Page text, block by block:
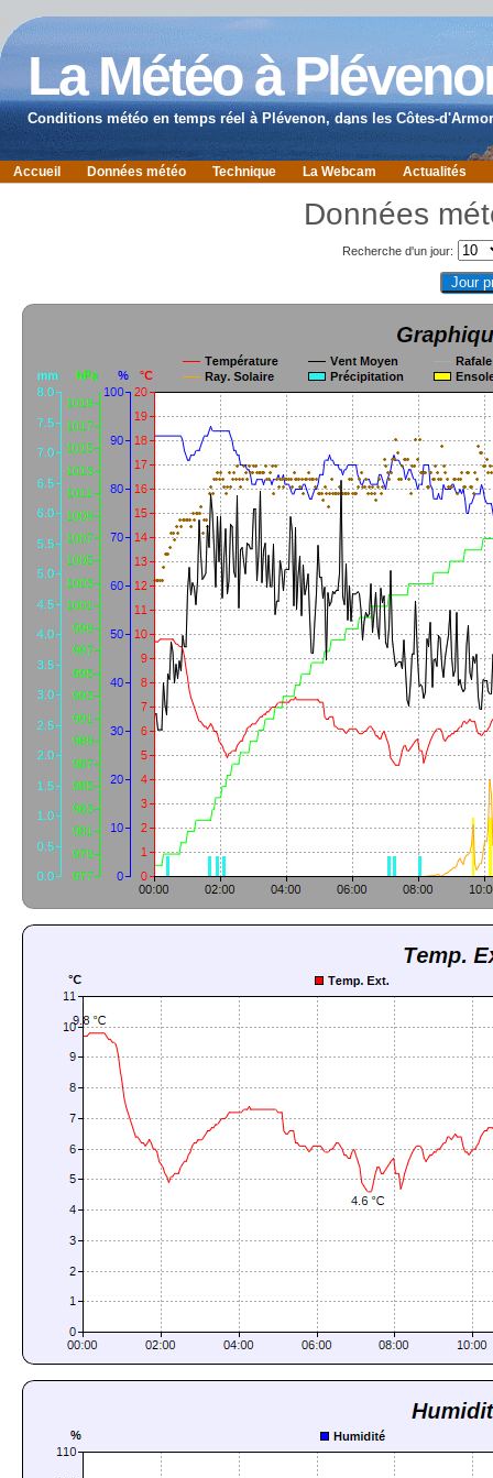
La Météo à
Conditions météo en temps réel à Plévenon, dans les Côtes-
Accueil Données météo Technique La Webcam Actualités
Données
Recherche d'un jour: